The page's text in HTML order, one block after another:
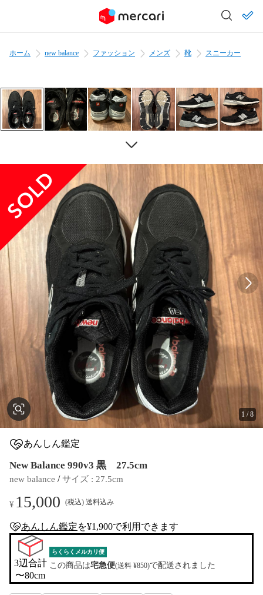
ホーム new balance ファッション メンズ 靴 スニーカー
1 /8
あんしん鑑定
New Balance 990v3 黒 27.5cm
new balance / サイズ : 27.5cm
¥ 15,000 (税込) 送料込み
anshin-appraisal-tag
あんしん鑑定を¥1,900で利用できます
3辺合計
〜80cm
らくらくメルカリ便
この商品は宅急便(送料 ¥850)で配送されました